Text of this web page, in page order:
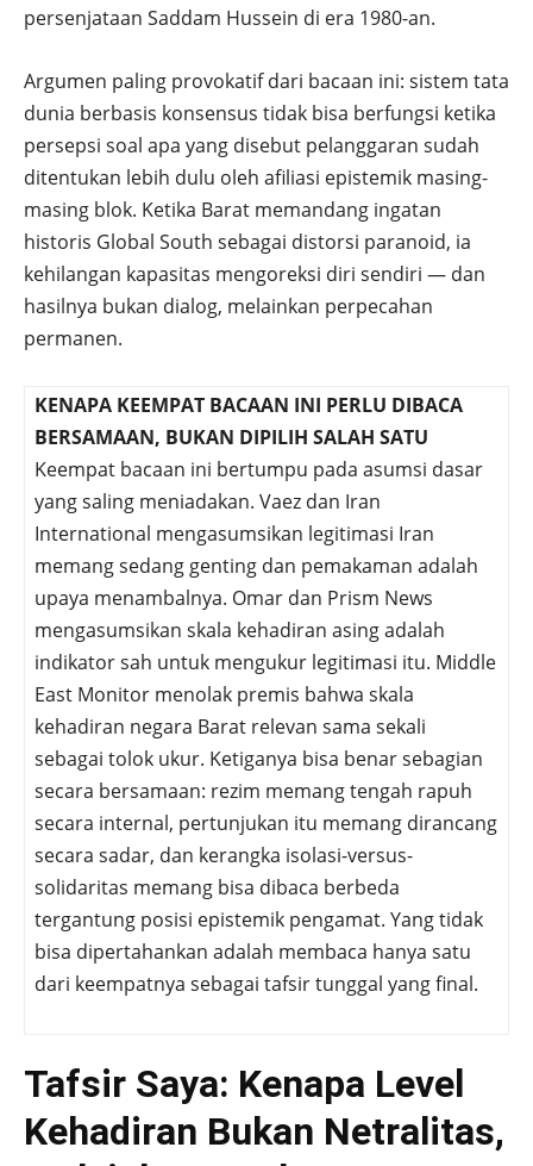
persenjataan Saddam Hussein di era 1980-an.
Argumen paling provokatif dari bacaan ini: sistem tata
dunia berbasis konsensus tidak bisa berfungsi ketika
persepsi soal apa yang disebut pelanggaran sudah
ditentukan lebih dulu oleh afiliasi epistemik masing-
masing blok. Ketika Barat memandang ingatan
historis Global South sebagai distorsi paranoid, ia
kehilangan kapasitas mengoreksi diri sendiri — dan
hasilnya bukan dialog, melainkan perpecahan
permanen.
KENAPA KEEMPAT BACAAN INI PERLU DIBACA
BERSAMAAN, BUKAN DIPILIH SALAH SATU
Keempat bacaan ini bertumpu pada asumsi dasar
yang saling meniadakan. Vaez dan Iran
International mengasumsikan legitimasi Iran
memang sedang genting dan pemakaman adalah
upaya menambalnya. Omar dan Prism News
mengasumsikan skala kehadiran asing adalah
indikator sah untuk mengukur legitimasi itu. Middle
East Monitor menolak premis bahwa skala
kehadiran negara Barat relevan sama sekali
sebagai tolok ukur. Ketiganya bisa benar sebagian
secara bersamaan: rezim memang tengah rapuh
secara internal, pertunjukan itu memang dirancang
secara sadar, dan kerangka isolasi-versus-
solidaritas memang bisa dibaca berbeda
tergantung posisi epistemik pengamat. Yang tidak
bisa dipertahankan adalah membaca hanya satu
dari keempatnya sebagai tafsir tunggal yang final.
Tafsir Saya: Kenapa Level
Kehadiran Bukan Netralitas,